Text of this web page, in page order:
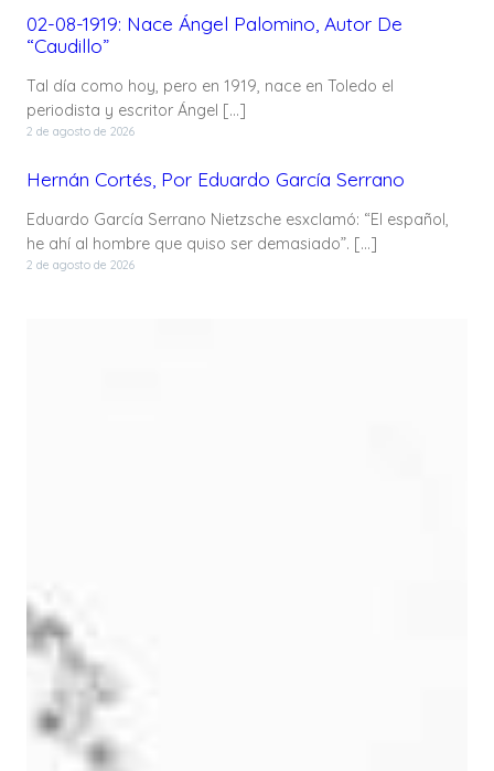
02-08-1919: Nace Ángel Palomino, Autor De
“Caudillo”
Tal día como hoy, pero en 1919, nace en Toledo el
periodista y escritor Ángel […]
2 de agosto de 2026
Hernán Cortés, Por Eduardo García Serrano
Eduardo García Serrano Nietzsche esxclamó: “El español,
he ahí al hombre que quiso ser demasiado”. […]
2 de agosto de 2026